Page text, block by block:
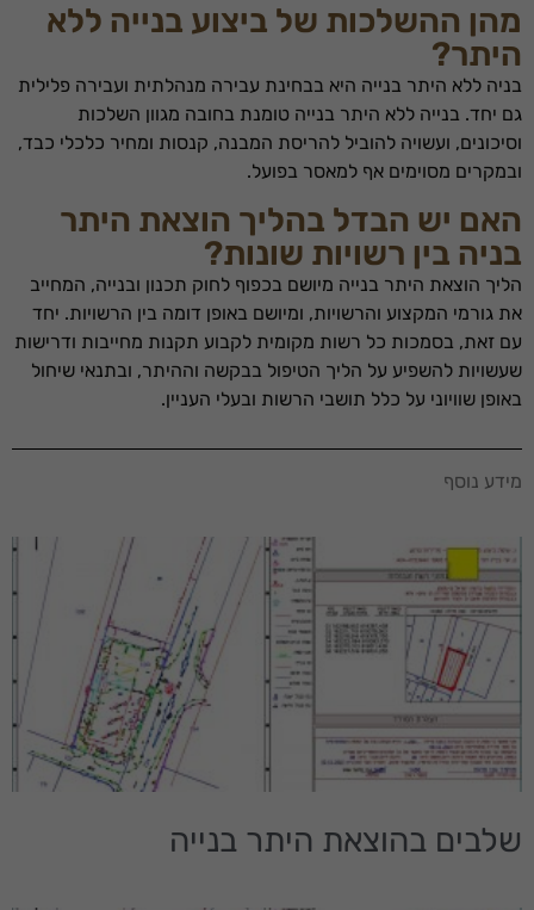
מהן ההשלכות של ביצוע בנייה ללא
היתר?
בניה ללא היתר בנייה היא בבחינת עבירה מנהלתית ועבירה פלילית
גם יחד. בנייה ללא היתר בנייה טומנת בחובה מגוון השלכות
וסיכונים, ועשויה להוביל להריסת המבנה, קנסות ומחיר כלכלי כבד,
ובמקרים מסוימים אף למאסר בפועל.
האם יש הבדל בהליך הוצאת היתר
בניה בין רשויות שונות?
הליך הוצאת היתר בנייה מיושם בכפוף לחוק תכנון ובנייה, המחייב
את גורמי המקצוע והרשויות, ומיושם באופן דומה בין הרשויות. יחד
עם זאת, בסמכות כל רשות מקומית לקבוע תקנות מחייבות ודרישות
שעשויות להשפיע על הליך הטיפול בבקשה וההיתר, ובתנאי שיחול
באופן שוויוני על כלל תושבי הרשות ובעלי העניין.
מידע נוסף
שלבים בהוצאת היתר בנייה
אינם
אופציונליים.
הם נדרשים
להפעלת
האתר.
סטטיסטיקות
כדי שנוכל
לשפר את
תפקוד האתר
בהתבסס על